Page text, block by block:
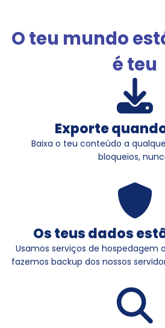
O teu mundo
é teu
Exporte
Baixa o teu conteúdo a
bloqueios,
Os teus dados
Usamos serviços de hospedagem
fazemos backup dos nossos